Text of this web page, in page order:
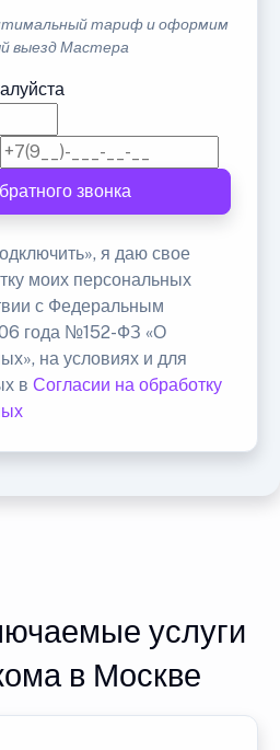
тариф и оформим
выезд Мастера
звонка
я даю свое
моих персональных
с Федеральным
года №152-ФЗ «О
на условиях и для
в Согласии на обработку
услуги
в Москве